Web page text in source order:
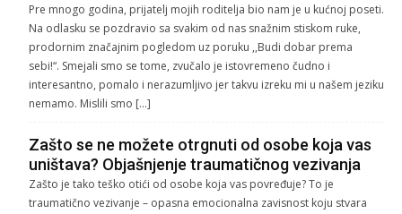
Pre mnogo godina, prijatelj mojih roditelja bio nam je u kućnoj poseti.
Na odlasku se pozdravio sa svakim od nas snažnim stiskom ruke,
prodornim značajnim pogledom uz poruku ,,Budi dobar prema
sebi!“. Smejali smo se tome, zvučalo je istovremeno čudno i
interesantno, pomalo i nerazumljivo jer takvu izreku mi u našem jeziku
nemamo. Mislili smo […]
Zašto se ne možete otrgnuti od osobe koja vas
uništava? Objašnjenje traumatičnog vezivanja
Zašto je tako teško otići od osobe koja vas povređuje? To je
traumatično vezivanje – opasna emocionalna zavisnost koju stvara